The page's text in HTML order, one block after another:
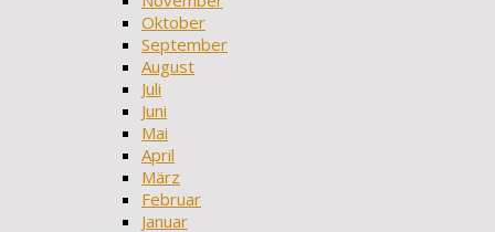
Oktober
September
August
Juli
Juni
Mai
April
März
Februar
Januar